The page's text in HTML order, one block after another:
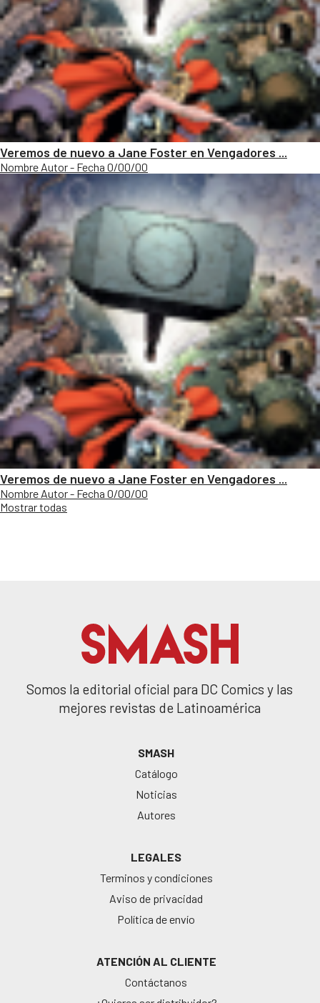
Veremos de nuevo a Jane Foster en Vengadores ...
Nombre Autor - Fecha 0/00/00
Veremos de nuevo a Jane Foster en Vengadores ...
Nombre Autor - Fecha 0/00/00
Mostrar todas
Somos la editorial oficial para DC Comics y las
mejores revistas de Latinoamérica
SMASH
Catálogo
Noticias
Autores
LEGALES
Terminos y condiciones
Aviso de privacidad
Política de envío
ATENCIÓN AL CLIENTE
Contáctanos